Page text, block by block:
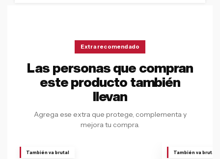
Extra recomendado
Las personas que compran
este producto también
llevan
Agrega ese extra que protege, complementa y
mejora tu compra.
También va brutal También va brutal